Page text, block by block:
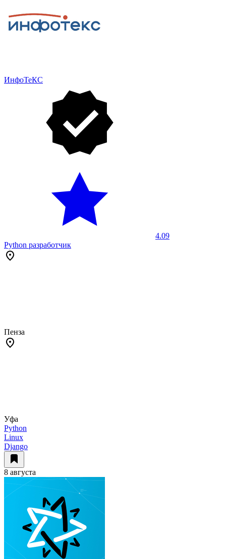
ИнфоТеКС
4.09
Python разработчик
Пенза
Уфа
Python
Linux
Django
8 августа